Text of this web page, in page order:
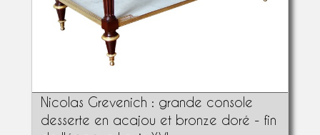
Nicolas Grevenich : grande console
desserte en acajou et bronze doré - fin